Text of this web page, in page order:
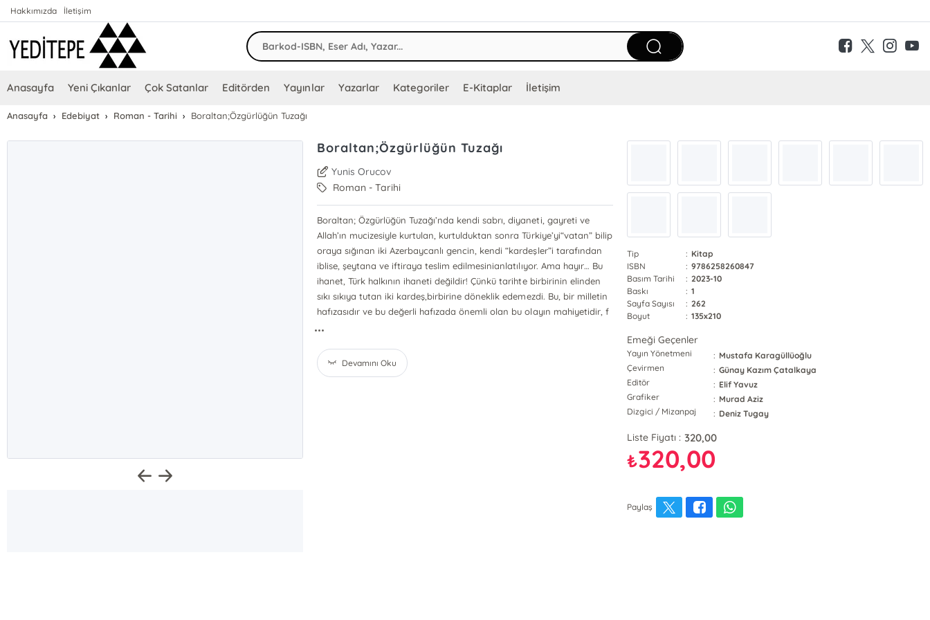
Hakkımızda İletişim
Anasayfa Yeni Çıkanlar Çok Satanlar Editörden Yayınlar Yazarlar Kategoriler E-Kitaplar İletişim
Anasayfa Edebiyat Roman - Tarihi Boraltan;Özgürlüğün Tuzağı
Boraltan;Özgürlüğün Tuzağı
Yunis Orucov
Roman - Tarihi
Boraltan; Özgürlüğün Tuzağı’nda kendi sabrı, diyaneti, gayreti ve
Allah’ın mucizesiyle kurtulan, kurtulduktan sonra Türkiye’yi“vatan” bilip
oraya sığınan iki Azerbaycanlı gencin, kendi “kardeşler”i tarafından
iblise, şeytana ve iftiraya teslim edilmesinianlatılıyor. Ama hayır… Bu
ihanet, Türk halkının ihaneti değildir! Çünkü tarihte birbirinin elinden
sıkı sıkıya tutan iki kardeş,birbirine döneklik edemezdi. Bu, bir milletin
hafızasıdır ve bu değerli hafızada önemli olan bu olayın mahiyetidir, f
...
Devamını Oku
Tip : Kitap
ISBN
: 9786258260847
Basım Tarihi
: 2023-10
Baskı
: 1
Sayfa Sayısı
: 262
Boyut
: 135x210
Emeği Geçenler
Yayın Yönetmeni : Mustafa Karagüllüoğlu
Çevirmen
: Günay Kazım Çatalkaya
Editör
: Elif Yavuz
Grafiker
: Murad Aziz
Dizgici / Mizanpaj
: Deniz Tugay
Liste Fiyatı : 320,00
₺320,00
Paylaş